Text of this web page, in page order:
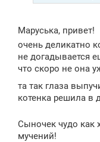
Маруська, привет!
очень деликатно
не догадывается
что скоро не она
та так глаза
котенка решила в
Сыночек чудо как
мучений!